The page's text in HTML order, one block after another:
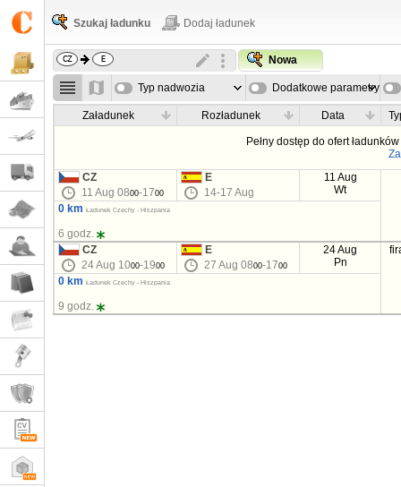
Szukaj ładunku Dodaj ładunek
Nowa
Typ nadwozia Dodatkowe parametry
Załadunek Rozładunek Data
Pełny dostęp do ofert
CZ
11 Aug 0800-1700
E
14-17 Aug
11 Aug
Wt
0 km Ładunek Czechy - Hiszpania
6 godz.
CZ
24 Aug 1000-1900
E
27 Aug 0800-1700
24 Aug
Pn
0 km Ładunek Czechy - Hiszpania
9 godz.